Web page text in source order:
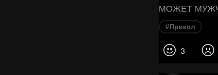
МОЖЕТ
#Прикол
3